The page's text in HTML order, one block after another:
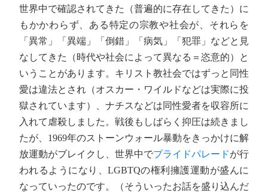
世界中で確認されてきた（普遍的に存在してきた）に
もかかわらず、ある特定の宗教や社会が、それらを
「異常」「異端」「倒錯」「病気」「犯罪」などと見
なしてきた（時代や社会によって異なる＝恣意的）と
いうことがあります。キリスト教社会ではずっと同性
愛は違法とされ（オスカー・ワイルドなどは実際に投
獄されています）、ナチスなどは同性愛者を収容所に
入れて虐殺しました。戦後もしばらく抑圧は続きまし
たが、1969年のストーンウォール暴動をきっかけに解
放運動がブレイクし、世界中でプライドパレードが行
われるようになり、LGBTQの権利擁護運動が盛んに
なっていったのです。（そういったお話を盛り込んだ